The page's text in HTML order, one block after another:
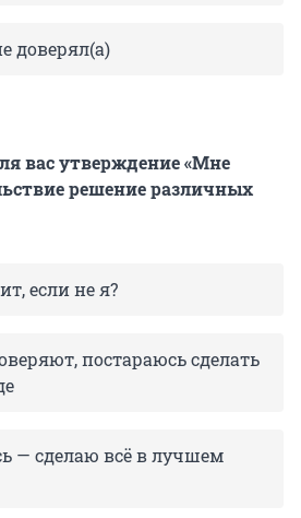
доверял(а)
вас утверждение «Мне
решение различных
если не я?
постараюсь сделать
— сделаю всё в лучшем